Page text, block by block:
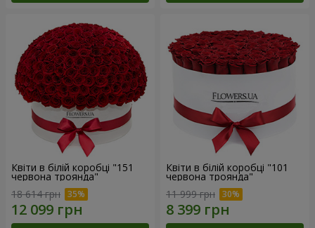
Квіти в білій коробці "151
червона троянда"
18 614 грн
Квіти в білій коробці "101
червона троянда"
11 999 грн